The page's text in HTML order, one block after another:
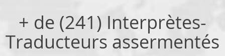
+ de (241) Interprètes-
Traducteurs assermentés